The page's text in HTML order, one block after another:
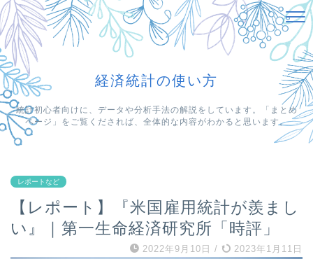
経済統計の使い方
統計初心者向けに、データや分析手法の解説をしています。「まとめ
ページ」をご覧くだされば、全体的な内容がわかると思います。
レポートなど
【レポート】『米国雇用統計が羨まし
い』｜第一生命経済研究所「時評」
2022年9月10日 / 2023年1月11日